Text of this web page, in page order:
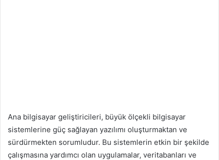
Ana bilgisayar geliştiricileri, büyük ölçekli bilgisayar
sistemlerine güç sağlayan yazılımı oluşturmaktan ve
sürdürmekten sorumludur. Bu sistemlerin etkin bir şekilde
çalışmasına yardımcı olan uygulamalar, veritabanları ve